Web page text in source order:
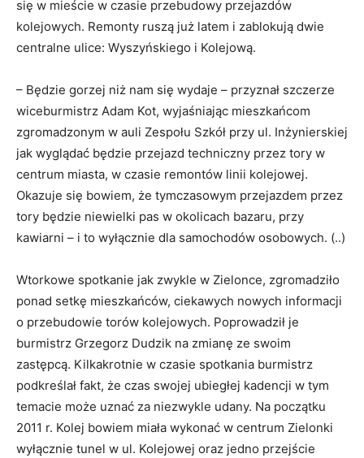
się w mieście w czasie przebudowy przejazdów
kolejowych. Remonty ruszą już latem i zablokują dwie
centralne ulice: Wyszyńskiego i Kolejową.
– Będzie gorzej niż nam się wydaje – przyznał szczerze
wiceburmistrz Adam Kot, wyjaśniając mieszkańcom
zgromadzonym w auli Zespołu Szkół przy ul. Inżynierskiej
jak wyglądać będzie przejazd techniczny przez tory w
centrum miasta, w czasie remontów linii kolejowej.
Okazuje się bowiem, że tymczasowym przejazdem przez
tory będzie niewielki pas w okolicach bazaru, przy
kawiarni – i to wyłącznie dla samochodów osobowych. (..)
Wtorkowe spotkanie jak zwykle w Zielonce, zgromadziło
ponad setkę mieszkańców, ciekawych nowych informacji
o przebudowie torów kolejowych. Poprowadził je
burmistrz Grzegorz Dudzik na zmianę ze swoim
zastępcą. Kilkakrotnie w czasie spotkania burmistrz
podkreślał fakt, że czas swojej ubiegłej kadencji w tym
temacie może uznać za niezwykle udany. Na początku
2011 r. Kolej bowiem miała wykonać w centrum Zielonki
wyłącznie tunel w ul. Kolejowej oraz jedno przejście